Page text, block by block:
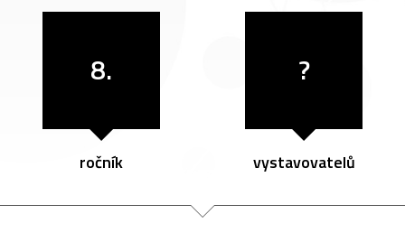
8.
ročník
?
vystavovatelů